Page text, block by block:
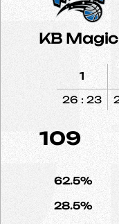
KB Magic
1
26 : 23
109
62.5%
28.5%